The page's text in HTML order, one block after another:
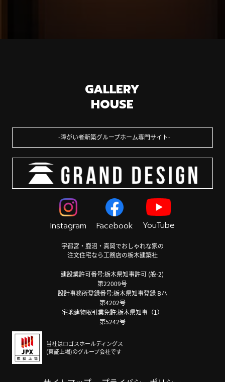
GALLERY
HOUSE
障がい者新築グループホーム専門サイト
Instagram Facebook YouTube
宇都宮・鹿沼・真岡でおしゃれな家の
注文住宅なら工務店の栃木建築社
建設業許可番号:栃木県知事許可 (般-2)
第22009号
設計事務所登録番号:栃木県知事登録 Bハ
第4202号
宅地建物取引業免許:栃木県知事（1）
第5242号
当社はロゴスホールディングス
(東証上場)のグループ会社です